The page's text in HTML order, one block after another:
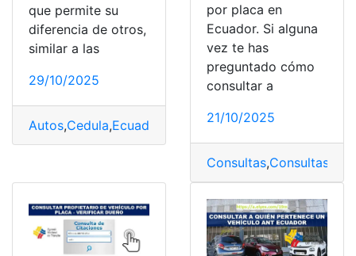
que permite su
diferencia de otros,
similar a las
29/10/2025
Autos,Cedula,Ecuador Vehiculo
por placa en
Ecuador. Si alguna
vez te has
preguntado cómo
consultar a
21/10/2025
Consultas,Consultas